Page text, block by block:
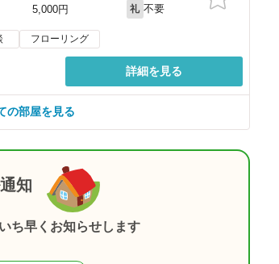
5,000円
礼 不要
フローリング
詳細を見る
の部屋を見る
知
ち早くお知らせします